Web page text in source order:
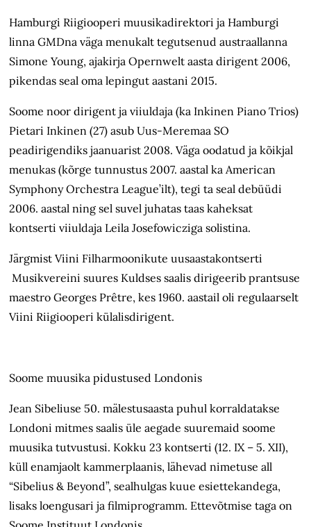
Hamburgi Riigiooperi muusikadirektori ja Hamburgi
linna GMDna väga menukalt tegutsenud austraallanna
Simone Young, ajakirja Opernwelt aasta dirigent 2006,
pikendas seal oma lepingut aastani 2015.
Soome noor dirigent ja viiuldaja (ka Inkinen Piano Trios)
Pietari Inkinen (27) asub Uus-Meremaa SO
peadirigendiks jaanuarist 2008. Väga oodatud ja kõikjal
menukas (kõrge tunnustus 2007. aastal ka American
Symphony Orchestra League’ilt), tegi ta seal debüüdi
2006. aastal ning sel suvel juhatas taas kaheksat
kontserti viiuldaja Leila Josefowicziga solistina.
Järgmist Viini Filharmoonikute uusaastakontserti
Musikvereini suures Kuldses saalis dirigeerib prantsuse
maestro Georges Prêtre, kes 1960. aastail oli regulaarselt
Viini Riigiooperi külalisdirigent.
Soome muusika pidustused Londonis
Jean Sibeliuse 50. mälestusaasta puhul korraldatakse
Londoni mitmes saalis üle aegade suuremaid soome
muusika tutvustusi. Kokku 23 kontserti (12. IX – 5. XII),
küll enamjaolt kammerplaanis, lähevad nimetuse all
“Sibelius & Beyond”, sealhulgas kuue esiettekandega,
lisaks loengusari ja filmiprogramm. Ettevõtmise taga on